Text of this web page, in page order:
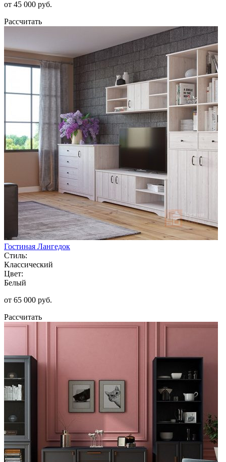
от 45 000 руб.
Рассчитать
Гостиная Лангедок
Стиль:
Классический
Цвет:
Белый
от 65 000 руб.
Рассчитать